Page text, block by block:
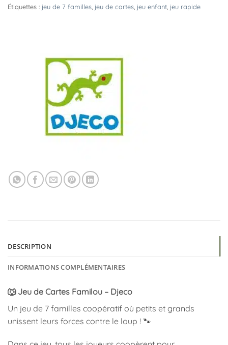
Étiquettes : jeu de 7 familles jeu de cartes jeu enfant jeu rapide
DESCRIPTION
INFORMATIONS COMPLÉMENTAIRES
🐺 Jeu de Cartes Familou – Djeco
Un jeu de 7 familles coopératif où petits et grands
unissent leurs forces contre le loup ! 🐾